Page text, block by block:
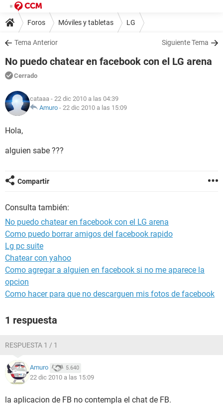
Foros Móviles y tabletas LG
Tema Anterior Siguiente Tema
No puedo chatear en facebook con el LG arena
Cerrado
cataaa - 22 dic 2010 a las 04:39
Amuro - 22 dic 2010 a las 15:09
Hola,
alguien sabe ???
Compartir
Consulta también:
No puedo chatear en facebook con el LG arena
Como puedo borrar amigos del facebook rapido
Lg pc suite
Chatear con yahoo
Como agregar a alguien en facebook si no me aparece la
opcion
Como hacer para que no descarguen mis fotos de facebook
1 respuesta
RESPUESTA 1 / 1
Amuro 5.640
22 dic 2010 a las 15:09
la aplicacion de FB no contempla el chat de FB.